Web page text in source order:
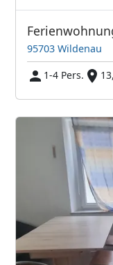
95703 Wildenau
1-4 Pers.